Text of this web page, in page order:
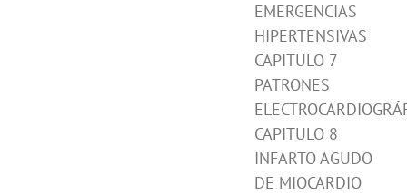
EMERGENCIAS
HIPERTENSIVAS
CAPITULO 7
PATRONES
CAPITULO 8
INFARTO AGUDO
DE MIOCARDIO